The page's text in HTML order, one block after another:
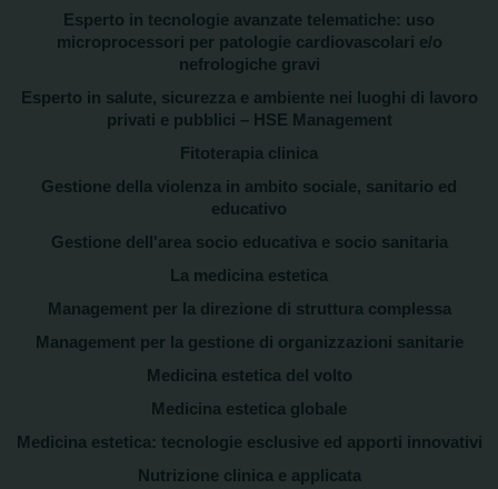
Esperto in tecnologie avanzate telematiche: uso
microprocessori per patologie cardiovascolari e/o
nefrologiche gravi
Esperto in salute, sicurezza e ambiente nei luoghi di lavoro
privati e pubblici – HSE Management
Fitoterapia clinica
Gestione della violenza in ambito sociale, sanitario ed
educativo
Gestione dell'area socio educativa e socio sanitaria
La medicina estetica
Management per la direzione di struttura complessa
Management per la gestione di organizzazioni sanitarie
Medicina estetica del volto
Medicina estetica globale
Medicina estetica: tecnologie esclusive ed apporti innovativi
Nutrizione clinica e applicata